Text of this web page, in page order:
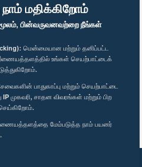
மதிக்கிறோம்
பின்வருவனவற்றை நீங்கள்
மென்மையான மற்றும் தனிப்பட்ட
உங்கள் செயற்பாட்டைக்
பாதுகாப்பு மற்றும் செயற்பாட்டை
IP முகவரி, சாதன விவரங்கள் மற்றும் பிற
மேம்படுத்த நாம் பயனர்